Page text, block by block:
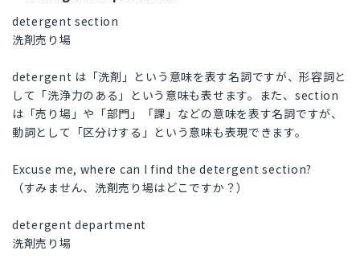
detergent section
洗剤売り場
detergent は「洗剤」という意味を表す名詞ですが、形容詞と
して「洗浄力のある」という意味も表せます。また、section
は「売り場」や「部門」「課」などの意味を表す名詞ですが、
動詞として「区分けする」という意味も表現できます。
Excuse me, where can I find the detergent section?
（すみません、洗剤売り場はどこですか？）
detergent department
洗剤売り場